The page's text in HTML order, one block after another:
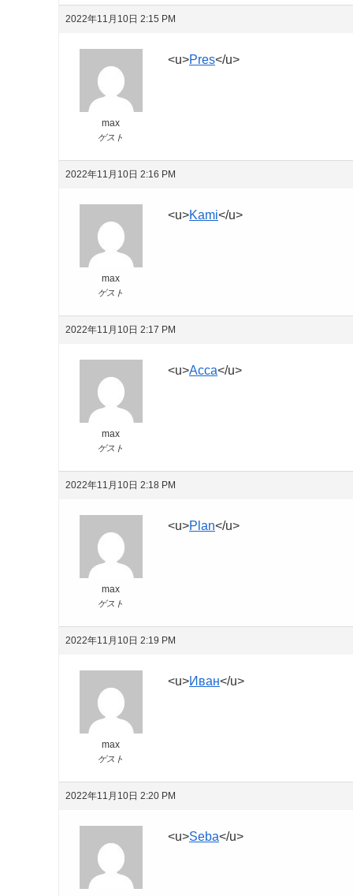
2022年11月10日 2:15 PM
max
ゲスト
<u>Pres</u>
2022年11月10日 2:16 PM
max
ゲスト
<u>Kami</u>
2022年11月10日 2:17 PM
max
ゲスト
<u>Acca</u>
2022年11月10日 2:18 PM
max
ゲスト
<u>Plan</u>
2022年11月10日 2:19 PM
max
ゲスト
<u>Иван</u>
2022年11月10日 2:20 PM
<u>Seba</u>